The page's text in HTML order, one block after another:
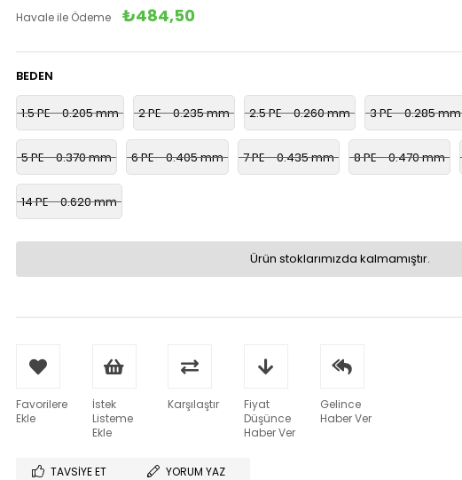
Havale ile Ödeme ₺484,50
BEDEN
1.5 PE - 0.205 mm 2 PE - 0.235 mm 2.5 PE - 0.260 mm 3 PE - 0.285 mm
5 PE - 0.370 mm 6 PE - 0.405 mm 7 PE - 0.435 mm 8 PE - 0.470 mm
14 PE - 0.620 mm
Ürün stoklarımızda kalmamıştır.
Favorilere
Ekle
İstek
Listeme
Ekle
Karşılaştır
Fiyat
Düşünce
Haber Ver
Gelince
Haber Ver
TAVSIYE ET YORUM YAZ